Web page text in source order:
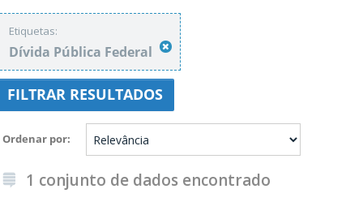
Etiquetas:
Dívida Pública Federal
FILTRAR RESULTADOS
Ordenar por
1 conjunto de dados encontrado